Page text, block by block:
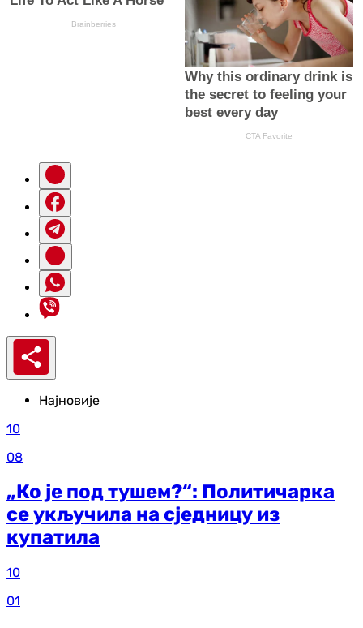
Најновије
10
08
„Ко је под тушем?“: Политичарка
се укључила на сједницу из
купатила
10
01